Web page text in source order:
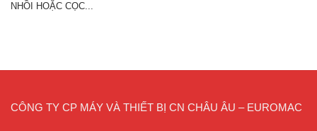
NHỒI HOẶC CỌC...
CÔNG TY CP MÁY VÀ THIẾT BỊ CN CHÂU ÂU – EUROMAC